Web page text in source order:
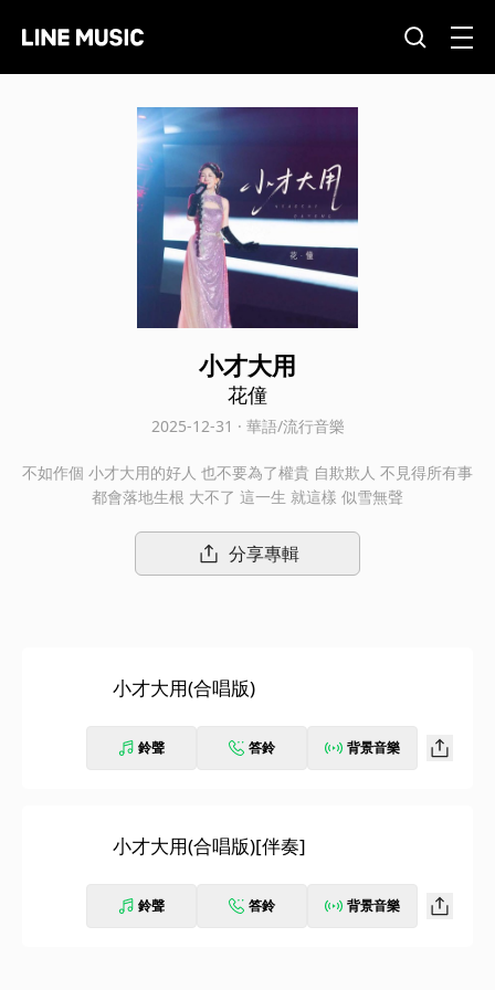
小才大用
花僮
2025-12-31 · 華語/流行音樂
不如作個 小才大用的好人 也不要為了權貴 自欺欺人 不見得所有事
都會落地生根 大不了 這一生 就這樣 似雪無聲
分享專輯
小才大用(合唱版)
鈴聲 答鈴 背景音樂
小才大用(合唱版)[伴奏]
鈴聲 答鈴 背景音樂